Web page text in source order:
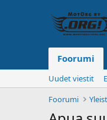
Foorumi
Uudet viestit
Foorumi